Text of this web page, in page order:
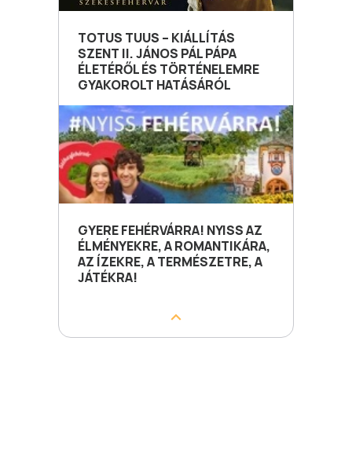
TOTUS TUUS – KIÁLLÍTÁS
SZENT II. JÁNOS PÁL PÁPA
ÉLETÉRŐL ÉS TÖRTÉNELEMRE
GYAKOROLT HATÁSÁRÓL
GYERE FEHÉRVÁRRA! NYISS AZ
ÉLMÉNYEKRE, A ROMANTIKÁRA,
AZ ÍZEKRE, A TERMÉSZETRE, A
JÁTÉKRA!